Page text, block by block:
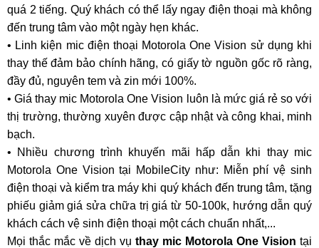
quá 2 tiếng. Quý khách có thể lấy ngay điện thoại mà không
đến trung tâm vào một ngày hẹn khác.
• Linh kiện mic điện thoại Motorola One Vision sử dụng khi
thay thế đảm bảo chính hãng, có giấy tờ nguồn gốc rõ ràng,
đầy đủ, nguyên tem và zin mới 100%.
• Giá thay mic Motorola One Vision luôn là mức giá rẻ so với
thị trường, thường xuyên được cập nhật và công khai, minh
bạch.
• Nhiều chương trình khuyến mãi hấp dẫn khi thay mic
Motorola One Vision tại MobileCity như: Miễn phí vệ sinh
điện thoại và kiểm tra máy khi quý khách đến trung tâm, tặng
phiếu giảm giá sửa chữa trị giá từ 50-100k, hướng dẫn quý
khách cách vệ sinh điện thoại một cách chuẩn nhất,...
Mọi thắc mắc về dịch vụ thay mic Motorola One Vision tại